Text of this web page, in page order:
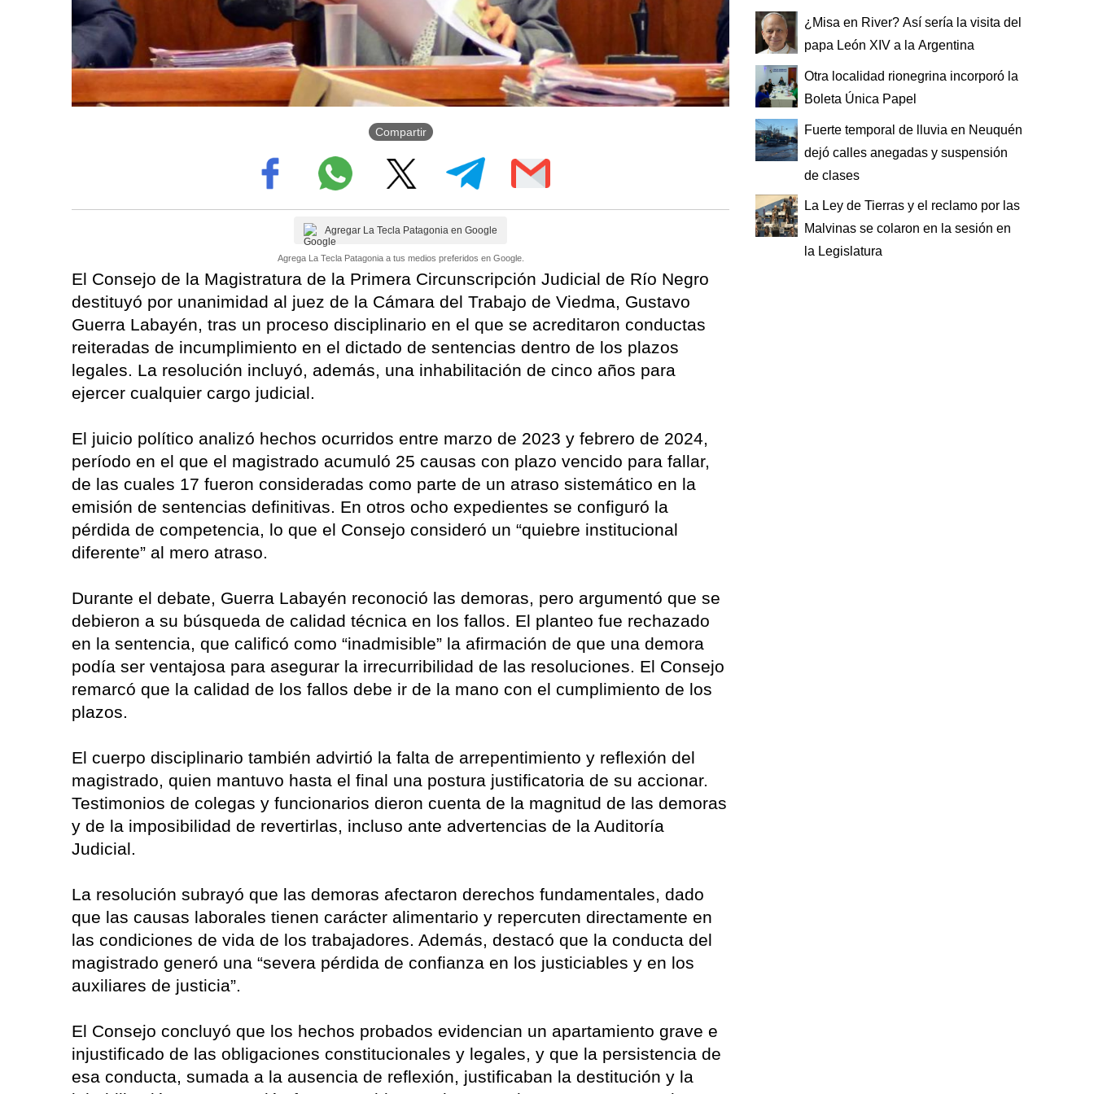
Compartir
Agregar La Tecla Patagonia en Google
Agrega La Tecla Patagonia a tus medios preferidos en Google.
El Consejo de la Magistratura de la Primera Circunscripción Judicial de Río Negro
destituyó por unanimidad al juez de la Cámara del Trabajo de Viedma, Gustavo
Guerra Labayén, tras un proceso disciplinario en el que se acreditaron conductas
reiteradas de incumplimiento en el dictado de sentencias dentro de los plazos
legales. La resolución incluyó, además, una inhabilitación de cinco años para
ejercer cualquier cargo judicial.
El juicio político analizó hechos ocurridos entre marzo de 2023 y febrero de 2024,
período en el que el magistrado acumuló 25 causas con plazo vencido para fallar,
de las cuales 17 fueron consideradas como parte de un atraso sistemático en la
emisión de sentencias definitivas. En otros ocho expedientes se configuró la
pérdida de competencia, lo que el Consejo consideró un “quiebre institucional
diferente” al mero atraso.
Durante el debate, Guerra Labayén reconoció las demoras, pero argumentó que se
debieron a su búsqueda de calidad técnica en los fallos. El planteo fue rechazado
en la sentencia, que calificó como “inadmisible” la afirmación de que una demora
podía ser ventajosa para asegurar la irrecurribilidad de las resoluciones. El Consejo
remarcó que la calidad de los fallos debe ir de la mano con el cumplimiento de los
plazos.
El cuerpo disciplinario también advirtió la falta de arrepentimiento y reflexión del
magistrado, quien mantuvo hasta el final una postura justificatoria de su accionar.
Testimonios de colegas y funcionarios dieron cuenta de la magnitud de las demoras
y de la imposibilidad de revertirlas, incluso ante advertencias de la Auditoría
Judicial.
La resolución subrayó que las demoras afectaron derechos fundamentales, dado
que las causas laborales tienen carácter alimentario y repercuten directamente en
las condiciones de vida de los trabajadores. Además, destacó que la conducta del
magistrado generó una “severa pérdida de confianza en los justiciables y en los
auxiliares de justicia”.
El Consejo concluyó que los hechos probados evidencian un apartamiento grave e
injustificado de las obligaciones constitucionales y legales, y que la persistencia de
esa conducta, sumada a la ausencia de reflexión, justificaban la destitución y la
¿Misa en River? Así sería la visita del
papa León XIV a la Argentina
Otra localidad rionegrina incorporó la
Boleta Única Papel
Fuerte temporal de lluvia en Neuquén
dejó calles anegadas y suspensión
de clases
La Ley de Tierras y el reclamo por las
Malvinas se colaron en la sesión en
la Legislatura